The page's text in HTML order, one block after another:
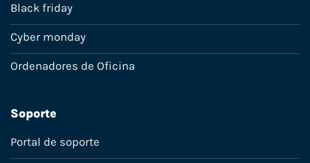
Black friday
Cyber monday
Ordenadores de Oficina
Soporte
Portal de soporte